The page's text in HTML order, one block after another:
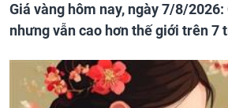
Giá vàng hôm nay, ngày 7/8/
nhưng vẫn cao hơn thế giới trên 7